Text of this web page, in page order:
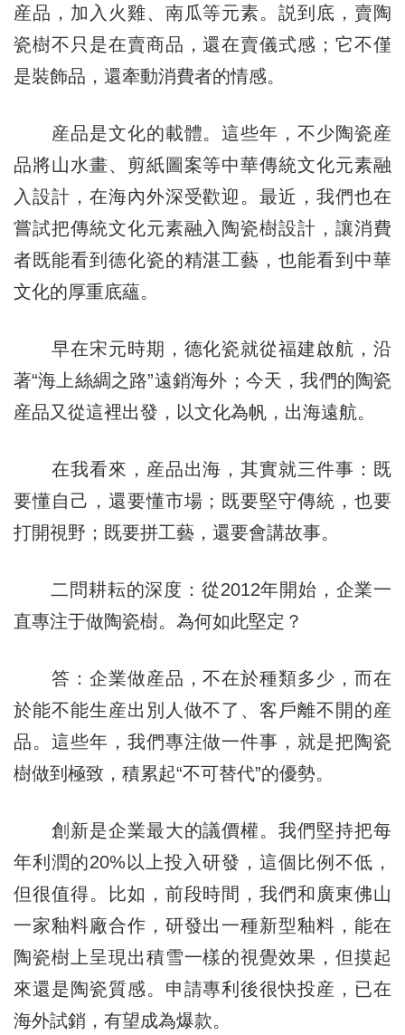
産品，加入火雞、南瓜等元素。説到底，賣陶
瓷樹不只是在賣商品，還在賣儀式感；它不僅
是裝飾品，還牽動消費者的情感。
産品是文化的載體。這些年，不少陶瓷産
品將山水畫、剪紙圖案等中華傳統文化元素融
入設計，在海內外深受歡迎。最近，我們也在
嘗試把傳統文化元素融入陶瓷樹設計，讓消費
者既能看到德化瓷的精湛工藝，也能看到中華
文化的厚重底蘊。
早在宋元時期，德化瓷就從福建啟航，沿
著“海上絲綢之路”遠銷海外；今天，我們的陶瓷
産品又從這裡出發，以文化為帆，出海遠航。
在我看來，産品出海，其實就三件事：既
要懂自己，還要懂市場；既要堅守傳統，也要
打開視野；既要拼工藝，還要會講故事。
二問耕耘的深度：從2012年開始，企業一
直專注于做陶瓷樹。為何如此堅定？
答：企業做産品，不在於種類多少，而在
於能不能生産出別人做不了、客戶離不開的産
品。這些年，我們專注做一件事，就是把陶瓷
樹做到極致，積累起“不可替代”的優勢。
創新是企業最大的議價權。我們堅持把每
年利潤的20%以上投入研發，這個比例不低，
但很值得。比如，前段時間，我們和廣東佛山
一家釉料廠合作，研發出一種新型釉料，能在
陶瓷樹上呈現出積雪一樣的視覺效果，但摸起
來還是陶瓷質感。申請專利後很快投産，已在
海外試銷，有望成為爆款。